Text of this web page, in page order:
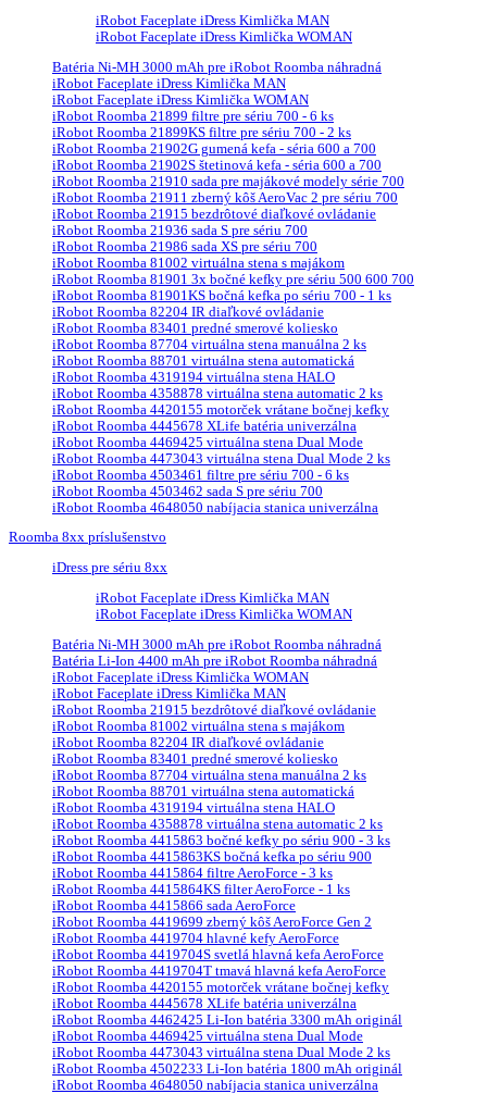
iRobot Faceplate iDress Kimlička MAN
iRobot Faceplate iDress Kimlička WOMAN
Batéria Ni-MH 3000 mAh pre iRobot Roomba náhradná
iRobot Faceplate iDress Kimlička MAN
iRobot Faceplate iDress Kimlička WOMAN
iRobot Roomba 21899 filtre pre sériu 700 - 6 ks
iRobot Roomba 21899KS filtre pre sériu 700 - 2 ks
iRobot Roomba 21902G gumená kefa - séria 600 a 700
iRobot Roomba 21902S štetinová kefa - séria 600 a 700
iRobot Roomba 21910 sada pre majákové modely série 700
iRobot Roomba 21911 zberný kôš AeroVac 2 pre sériu 700
iRobot Roomba 21915 bezdrôtové diaľkové ovládanie
iRobot Roomba 21936 sada S pre sériu 700
iRobot Roomba 21986 sada XS pre sériu 700
iRobot Roomba 81002 virtuálna stena s majákom
iRobot Roomba 81901 3x bočné kefky pre sériu 500 600 700
iRobot Roomba 81901KS bočná kefka po sériu 700 - 1 ks
iRobot Roomba 82204 IR diaľkové ovládanie
iRobot Roomba 83401 predné smerové koliesko
iRobot Roomba 87704 virtuálna stena manuálna 2 ks
iRobot Roomba 88701 virtuálna stena automatická
iRobot Roomba 4319194 virtuálna stena HALO
iRobot Roomba 4358878 virtuálna stena automatic 2 ks
iRobot Roomba 4420155 motorček vrátane bočnej kefky
iRobot Roomba 4445678 XLife batéria univerzálna
iRobot Roomba 4469425 virtuálna stena Dual Mode
iRobot Roomba 4473043 virtuálna stena Dual Mode 2 ks
iRobot Roomba 4503461 filtre pre sériu 700 - 6 ks
iRobot Roomba 4503462 sada S pre sériu 700
iRobot Roomba 4648050 nabíjacia stanica univerzálna
Roomba 8xx príslušenstvo
iDress pre sériu 8xx
iRobot Faceplate iDress Kimlička MAN
iRobot Faceplate iDress Kimlička WOMAN
Batéria Ni-MH 3000 mAh pre iRobot Roomba náhradná
Batéria Li-Ion 4400 mAh pre iRobot Roomba náhradná
iRobot Faceplate iDress Kimlička WOMAN
iRobot Faceplate iDress Kimlička MAN
iRobot Roomba 21915 bezdrôtové diaľkové ovládanie
iRobot Roomba 81002 virtuálna stena s majákom
iRobot Roomba 82204 IR diaľkové ovládanie
iRobot Roomba 83401 predné smerové koliesko
iRobot Roomba 87704 virtuálna stena manuálna 2 ks
iRobot Roomba 88701 virtuálna stena automatická
iRobot Roomba 4319194 virtuálna stena HALO
iRobot Roomba 4358878 virtuálna stena automatic 2 ks
iRobot Roomba 4415863 bočné kefky po sériu 900 - 3 ks
iRobot Roomba 4415863KS bočná kefka po sériu 900
iRobot Roomba 4415864 filtre AeroForce - 3 ks
iRobot Roomba 4415864KS filter AeroForce - 1 ks
iRobot Roomba 4415866 sada AeroForce
iRobot Roomba 4419699 zberný kôš AeroForce Gen 2
iRobot Roomba 4419704 hlavné kefy AeroForce
iRobot Roomba 4419704S svetlá hlavná kefa AeroForce
iRobot Roomba 4419704T tmavá hlavná kefa AeroForce
iRobot Roomba 4420155 motorček vrátane bočnej kefky
iRobot Roomba 4445678 XLife batéria univerzálna
iRobot Roomba 4462425 Li-Ion batéria 3300 mAh originál
iRobot Roomba 4469425 virtuálna stena Dual Mode
iRobot Roomba 4473043 virtuálna stena Dual Mode 2 ks
iRobot Roomba 4502233 Li-Ion batéria 1800 mAh originál
iRobot Roomba 4648050 nabíjacia stanica univerzálna